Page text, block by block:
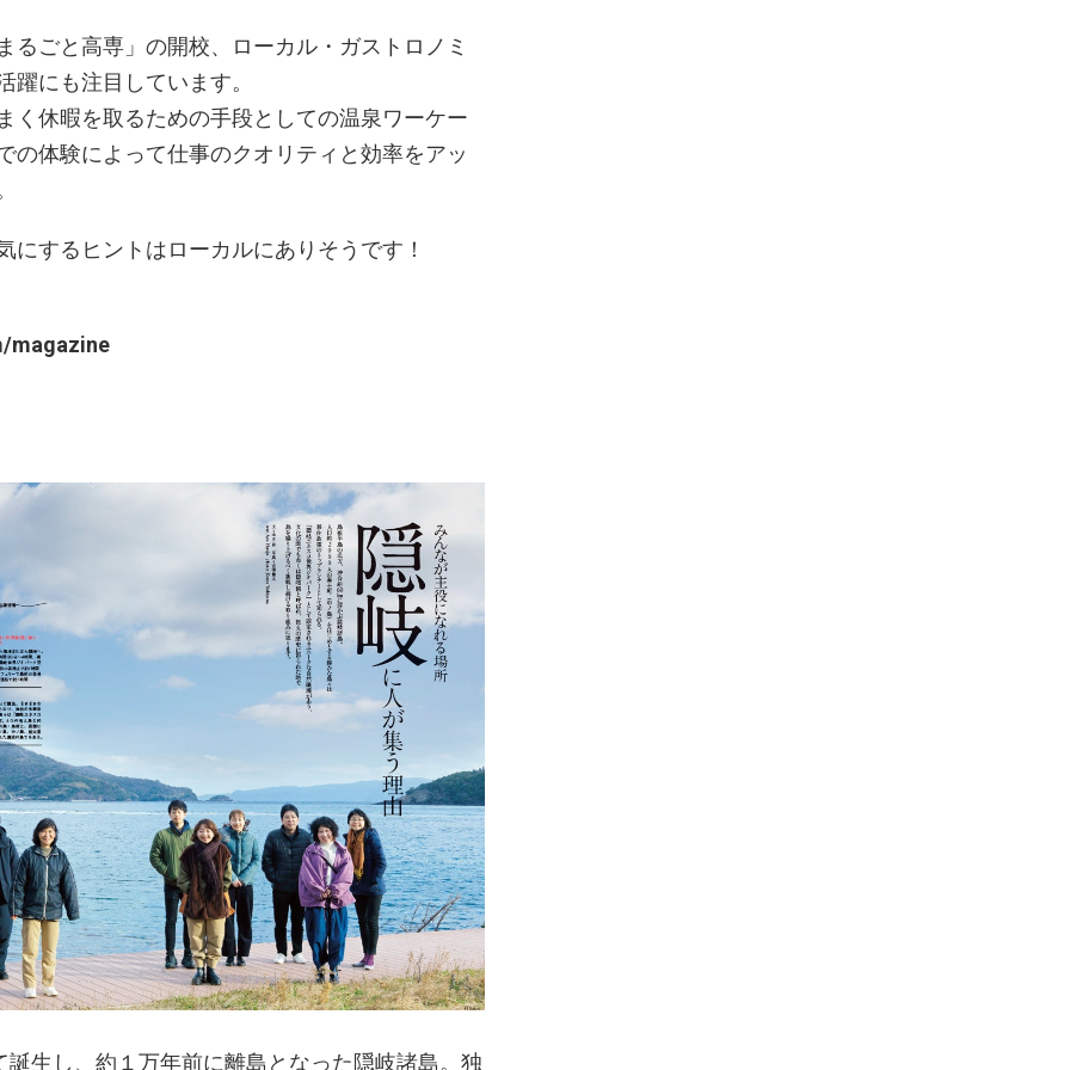
るごと高専」の開校、ローカル・ガストロノミ
にも注目しています。
く休暇を取るための手段としての温泉ワーケー
の体験によって仕事のクオリティと効率をアッ
にするヒントはローカルにありそうです！
magazine
生し、約１万年前に離島となった隠岐諸島。独